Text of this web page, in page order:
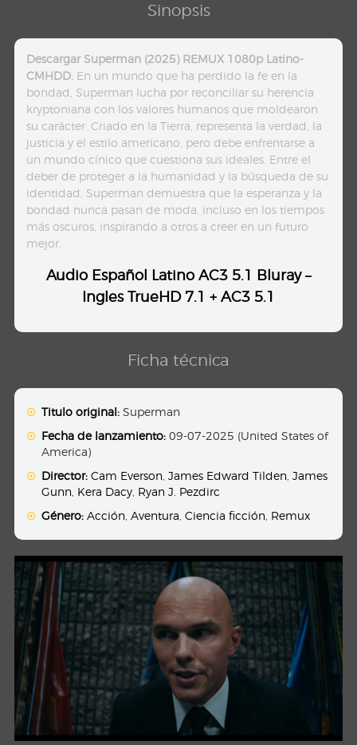
Sinopsis
Descargar Superman (2025) REMUX 1080p Latino-
CMHDD. En un mundo que ha perdido la fe en la
bondad, Superman lucha por reconciliar su herencia
kryptoniana con los valores humanos que moldearon
su carácter. Criado en la Tierra, representa la verdad, la
justicia y el estilo americano, pero debe enfrentarse a
un mundo cínico que cuestiona sus ideales. Entre el
deber de proteger a la humanidad y la búsqueda de su
identidad, Superman demuestra que la esperanza y la
bondad nunca pasan de moda, incluso en los tiempos
más oscuros, inspirando a otros a creer en un futuro
mejor.
Audio Español Latino AC3 5.1 Bluray –
Ingles TrueHD 7.1 + AC3 5.1
Ficha técnica
Titulo original: Superman
Fecha de lanzamiento: 09-07-2025 (United States of
America)
Director: Cam Everson ,James Edward Tilden ,James
Gunn Kera Dacy Ryan J. Pezdirc
Género: Acción ,Aventura ,Ciencia ficción Remux